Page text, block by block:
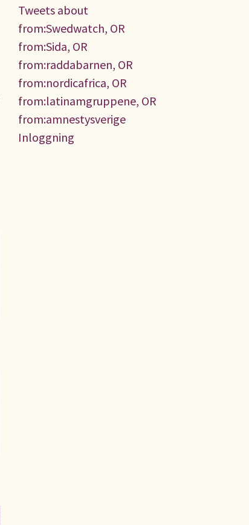
Tweets about
from:Swedwatch, OR
from:Sida, OR
from:raddabarnen, OR
from:nordicafrica, OR
from:latinamgruppene, OR
from:amnestysverige
Inloggning